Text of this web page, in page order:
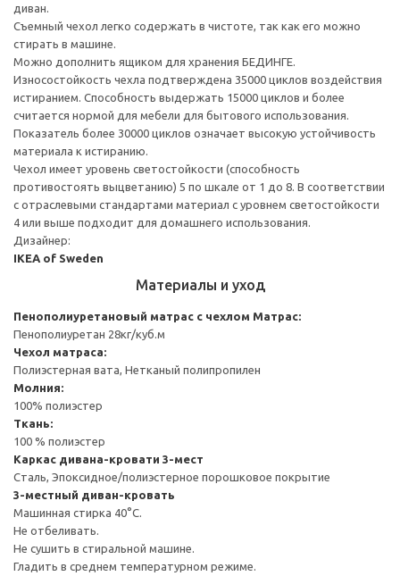
диван.
Съемный чехол легко содержать в чистоте, так как его можно
стирать в машине.
Можно дополнить ящиком для хранения БЕДИНГЕ.
Износостойкость чехла подтверждена 35000 циклов воздействия
истиранием. Способность выдержать 15000 циклов и более
считается нормой для мебели для бытового использования.
Показатель более 30000 циклов означает высокую устойчивость
материала к истиранию.
Чехол имеет уровень светостойкости (способность
противостоять выцветанию) 5 по шкале от 1 до 8. В соответствии
с отраслевыми стандартами материал с уровнем светостойкости
4 или выше подходит для домашнего использования.
Дизайнер:
IKEA of Sweden
Материалы и уход
Пенополиуретановый матрас с чехлом Матрас:
Пенополиуретан 28кг/куб.м
Чехол матраса:
Полиэстерная вата, Нетканый полипропилен
Молния:
100% полиэстер
Ткань:
100 % полиэстер
Каркас дивана-кровати 3-мест
Сталь, Эпоксидное/полиэстерное порошковое покрытие
3-местный диван-кровать
Машинная стирка 40°С.
Не отбеливать.
Не сушить в стиральной машине.
Гладить в среднем температурном режиме.